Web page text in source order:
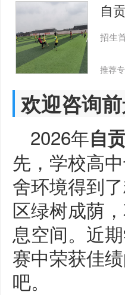
自
招生
推荐
欢迎咨询
2026年自
先，学校高
舍环境得到
区绿树成荫
息空间。近
赛中荣获佳
吧。